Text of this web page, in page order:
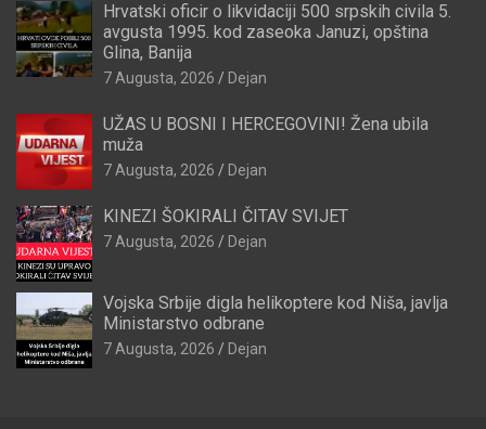
Hrvatski oficir o likvidaciji 500 srpskih civila 5.
avgusta 1995. kod zaseoka Januzi, opština
Glina, Banija
7 Augusta, 2026 Dejan
UŽAS U BOSNI I HERCEGOVINI! Žena ubila
muža
7 Augusta, 2026 Dejan
KINEZI ŠOKIRALI ČITAV SVIJET
7 Augusta, 2026 Dejan
Vojska Srbije digla helikoptere kod Niša, javlja
Ministarstvo odbrane
7 Augusta, 2026 Dejan